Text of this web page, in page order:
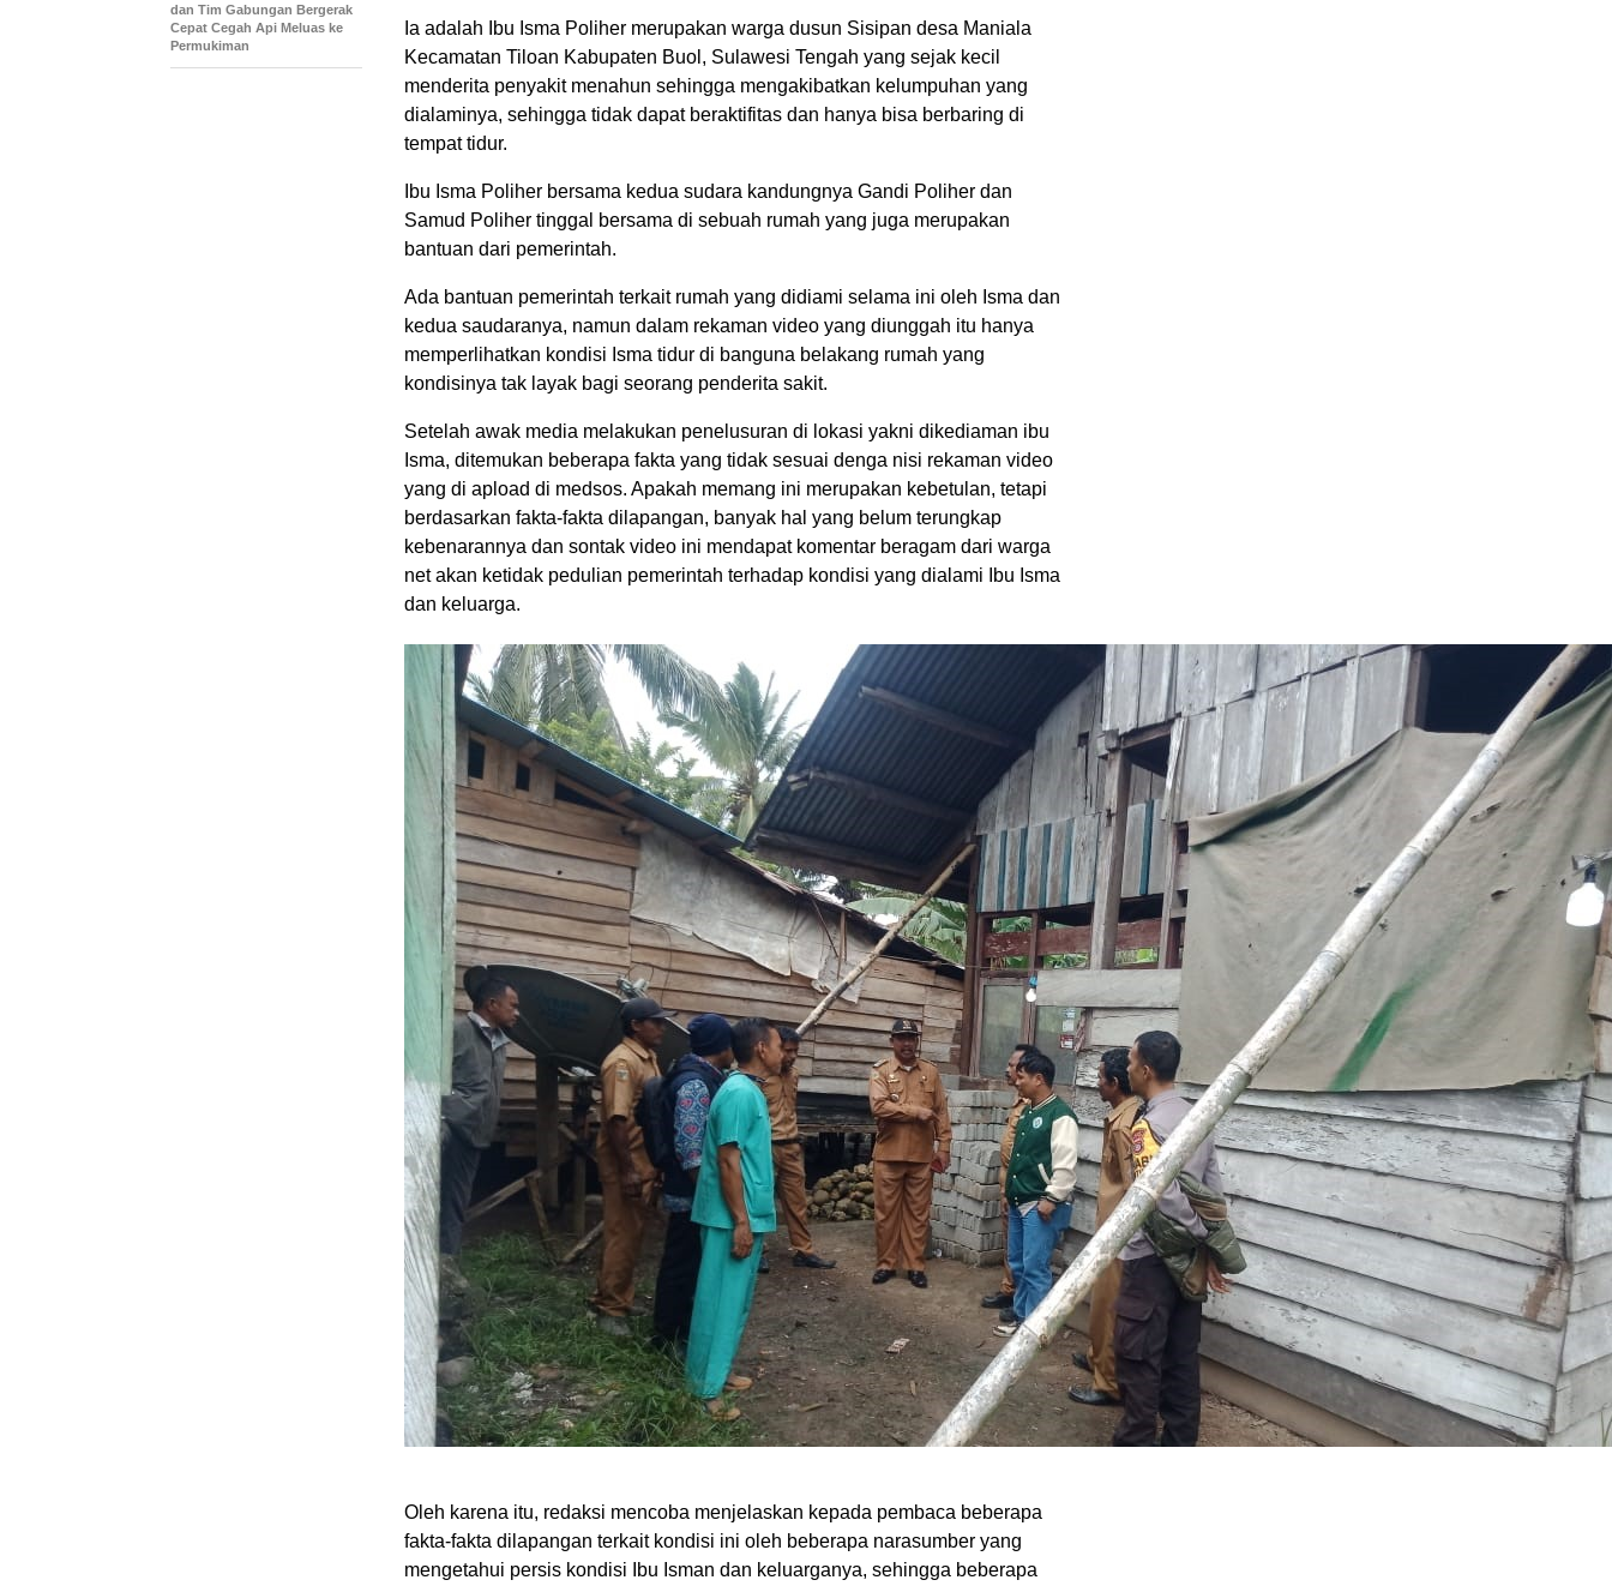
Ia adalah Ibu Isma Poliher merupakan warga dusun Sisipan desa Maniala
Kecamatan Tiloan Kabupaten Buol, Sulawesi Tengah yang sejak kecil
menderita penyakit menahun sehingga mengakibatkan kelumpuhan yang
dialaminya, sehingga tidak dapat beraktifitas dan hanya bisa berbaring di
tempat tidur.
Ibu Isma Poliher bersama kedua sudara kandungnya Gandi Poliher dan
Samud Poliher tinggal bersama di sebuah rumah yang juga merupakan
bantuan dari pemerintah.
Ada bantuan pemerintah terkait rumah yang didiami selama ini oleh Isma dan
kedua saudaranya, namun dalam rekaman video yang diunggah itu hanya
memperlihatkan kondisi Isma tidur di banguna belakang rumah yang
kondisinya tak layak bagi seorang penderita sakit.
Setelah awak media melakukan penelusuran di lokasi yakni dikediaman ibu
Isma, ditemukan beberapa fakta yang tidak sesuai denga nisi rekaman video
yang di apload di medsos. Apakah memang ini merupakan kebetulan, tetapi
berdasarkan fakta-fakta dilapangan, banyak hal yang belum terungkap
kebenarannya dan sontak video ini mendapat komentar beragam dari warga
net akan ketidak pedulian pemerintah terhadap kondisi yang dialami Ibu Isma
dan keluarga.
Oleh karena itu, redaksi mencoba menjelaskan kepada pembaca beberapa
fakta-fakta dilapangan terkait kondisi ini oleh beberapa narasumber yang
mengetahui persis kondisi Ibu Isman dan keluarganya, sehingga beberapa
dan Tim Gabungan Bergerak
Cepat Cegah Api Meluas ke
Permukiman